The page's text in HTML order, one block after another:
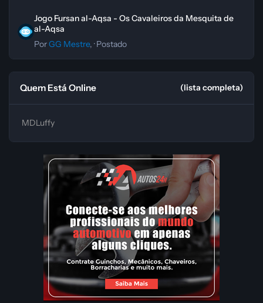
Jogo Fursan al-Aqsa - Os Cavaleiros da Mesquita de
al-Aqsa
PorGG Mestre, ·Postado
Quem Está Online (lista completa)
MDLuffy